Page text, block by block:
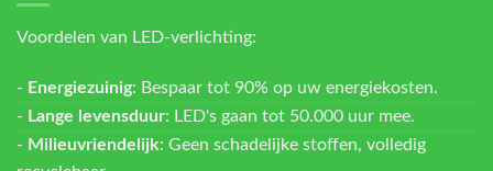
Voordelen van LED-verlichting:
- Energiezuinig: Bespaar tot 90% op uw energiekosten.
- Lange levensduur: LED's gaan tot 50.000 uur mee.
- Milieuvriendelijk: Geen schadelijke stoffen, volledig